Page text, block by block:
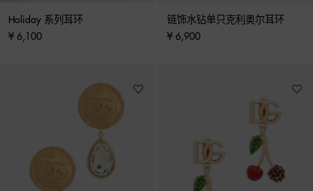
Holiday 系列耳环
¥ 6,100
链饰水钻单只克利奥尔耳环
¥ 6,900